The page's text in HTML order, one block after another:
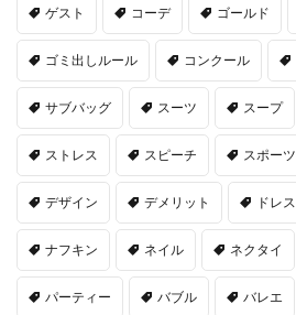
ゲスト コーデ ゴールド
ゴミ出しルール コンクール
サブバッグ スーツ スープ
ストレス スピーチ スポーツ
デザイン デメリット ドレス
ナフキン ネイル ネクタイ
パーティー バブル バレエ